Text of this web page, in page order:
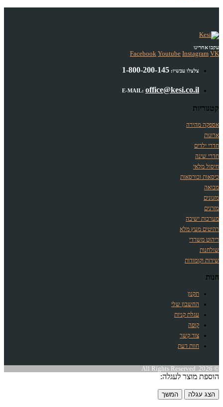
עקבו אחרינו
Facebook Youtube Instagram VK
צלצלו עכשיו: 1-800-200-145
E-MAIL: office@kesi.co.il
קטגוריות
אספקה מהירה
ארונות
חדרי ילדים
חדרי שינה
חיסול מלאי
כיסאות וכורסאות
מבואה
מזנונים
מזרנים
מערכות ישיבה
רהיטים מעץ מלא
ריהוט משרדי
שולחנות
שידות וקומודות
חנות
תקנון
החשבון שלי
עגלת קניות
קופה
צור קשר
חוות דעת
© 2026. All Rights Reserved
הוספת מוצר לעגלה:
הצג עגלה המשך